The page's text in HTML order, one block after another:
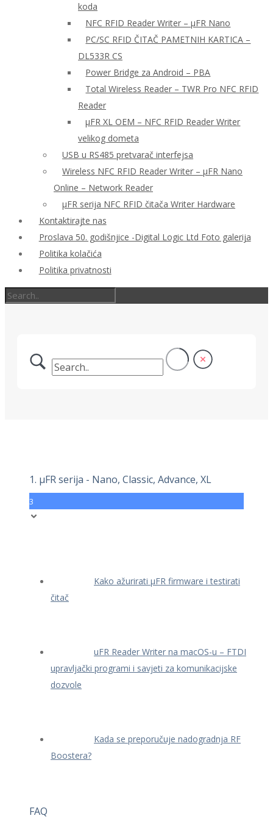
koda
NFC RFID Reader Writer – μFR Nano
PC/SC RFID ČITAČ PAMETNIH KARTICA –
DL533R CS
Power Bridge za Android – PBA
Total Wireless Reader – TWR Pro NFC RFID
Reader
µFR XL OEM – NFC RFID Reader Writer
velikog dometa
USB u RS485 pretvarač interfejsa
Wireless NFC RFID Reader Writer – μFR Nano
Online – Network Reader
μFR serija NFC RFID čitača Writer Hardware
Kontaktirajte nas
Proslava 50. godišnjice -Digital Logic Ltd Foto galerija
Politika kolačića
Politika privatnosti
1. μFR serija - Nano, Classic, Advance, XL
3
Kako ažurirati μFR firmware i testirati
čitač
uFR Reader Writer na macOS-u – FTDI
upravljački programi i savjeti za komunikacijske
dozvole
Kada se preporučuje nadogradnja RF
Boostera?
FAQ